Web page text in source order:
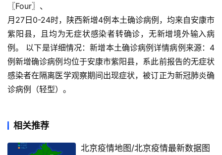
〖Four〗、
月27日0-24时，陕西新增4例本土确诊病例，均来自安康市
紫阳县，且均为无症状感染者转确诊，无新增境外输入病
例。 以下是详细情况：新增本土确诊病例详情病例来源：4
例新增确诊病例均位于安康市紫阳县，系此前报告的无症状
感染者在隔离医学观察期间出现症状，被订正为新冠肺炎确
诊病例（轻型）。
相关推荐
北京疫情地图/北京疫情最新数据图